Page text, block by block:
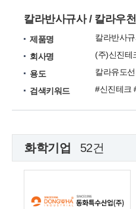
칼라반사규사 / 칼라우
제품명
칼라반사
회사명
(주)신진테
용도
칼라유도
검색키워드
화학기업 52건